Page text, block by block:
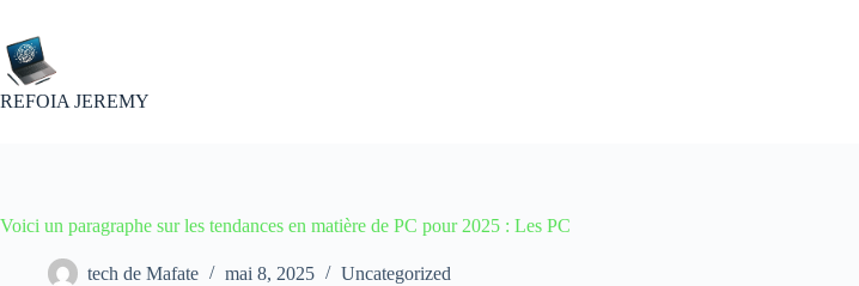
contenu
REFOIA JEREMY
Voici un paragraphe sur les tendances en matière de PC pour 2025 : Les PC
tech de Mafate mai 8, 2025 Uncategorized